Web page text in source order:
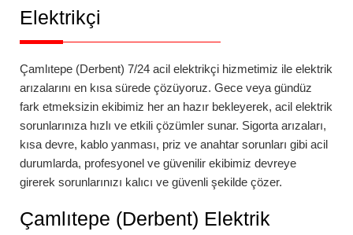
Elektrikçi
Çamlıtepe (Derbent) 7/24 acil elektrikçi hizmetimiz ile elektrik
arızalarını en kısa sürede çözüyoruz. Gece veya gündüz
fark etmeksizin ekibimiz her an hazır bekleyerek, acil elektrik
sorunlarınıza hızlı ve etkili çözümler sunar. Sigorta arızaları,
kısa devre, kablo yanması, priz ve anahtar sorunları gibi acil
durumlarda, profesyonel ve güvenilir ekibimiz devreye
girerek sorunlarınızı kalıcı ve güvenli şekilde çözer.
Çamlıtepe (Derbent) Elektrik